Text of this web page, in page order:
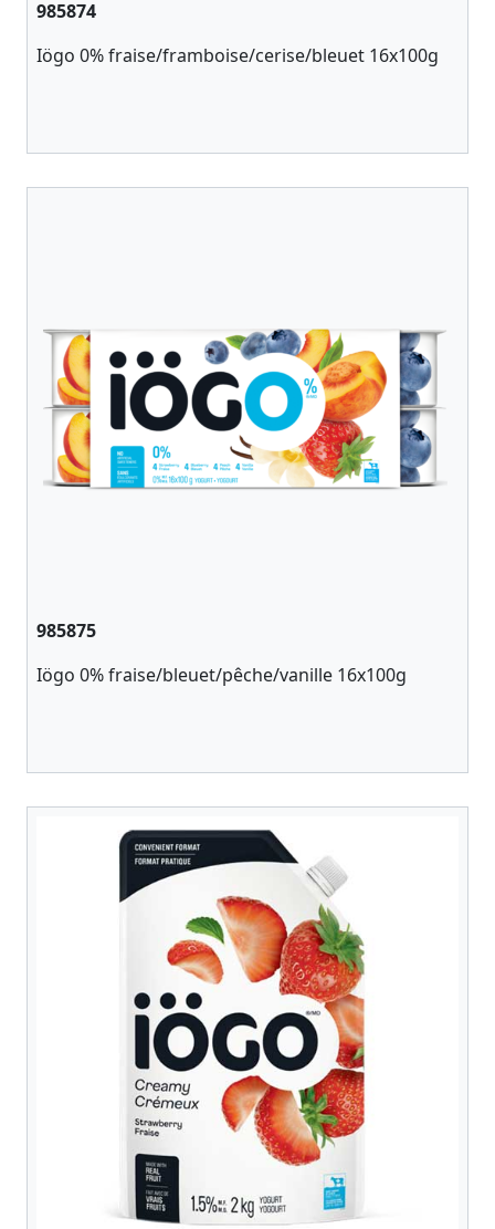
985874
Iögo 0% fraise/framboise/cerise/bleuet 16x100g
985875
Iögo 0% fraise/bleuet/pêche/vanille 16x100g